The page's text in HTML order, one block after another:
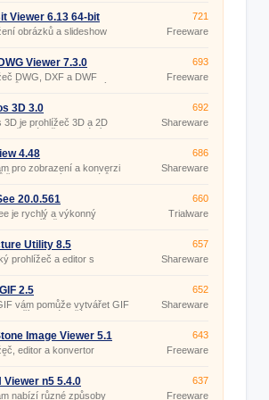
uživatele od české
Zoner. S tímto
můžete fotky nejen
Viewer 6.13 64-bit
obrázků a slideshow
721
Freeware
Viewer 7.3.0
DWG, DXF a DWF
spolu s doprovodnými
693
Freeware
3D 3.0
3D je prohlížeč 3D a 2D
a přehrávač multimédií, s
692
Shareware
4.48
pro zobrazení a konverzi
řady grafických formátů
XPM, XBM, TGA).
686
Shareware
20.0.561
je rychlý a výkonný
a prohlížeč grafických
660
Trialware
Utility 8.5
prohlížeč a editor s
MP3, WAV, AVI, MPEG,
WMA, CD audio.
657
Shareware
2.5
vám pomůže vytvářet GIF
z příkazového řádku v
BMP, JPEG (JPG), GIF,
PNG, TGA, PCX, WMF,
652
Shareware
Image Viewer 5.1
editor a konvertor
643
Freeware
účely)
Viewer n5 5.4.0
nabízí různé způsoby
637
Freeware